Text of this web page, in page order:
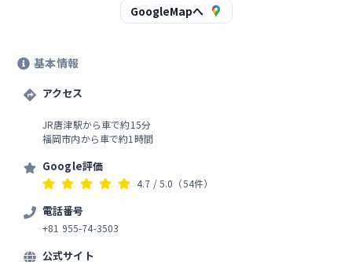
中里家の方々、諸所品格があります。
個展の準備をされていて、色々なとこ
に置いてありました。東京にて開催さ
7月20日訪問
GoogleMapへ
基本情報
アクセス
JR唐津駅から車で約15分
福岡市内から車で約1時間
Google評価
4.7 / 5.0 （54件）
電話番号
+81 955-74-3503
公式サイト